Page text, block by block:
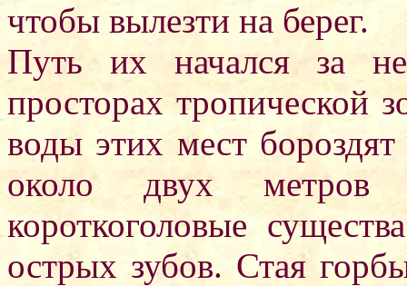
чтобы вылезти на берег.
Путь их начался за
просторах тропической
воды этих мест
около двух метров
короткоголовые
острых зубов. Стая